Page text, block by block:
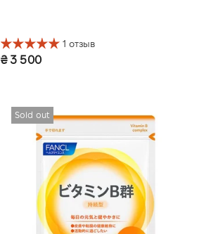
1 отзыв
₴ 3 500
Sold out